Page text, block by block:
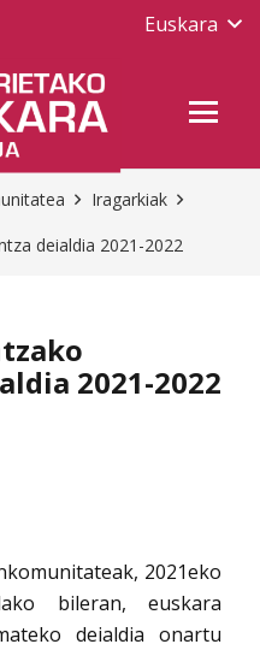
Euskara
Iragarkiak
deialdia 2021-2022
2021-2022
2021eko
bileran, euskara
deialdia onartu